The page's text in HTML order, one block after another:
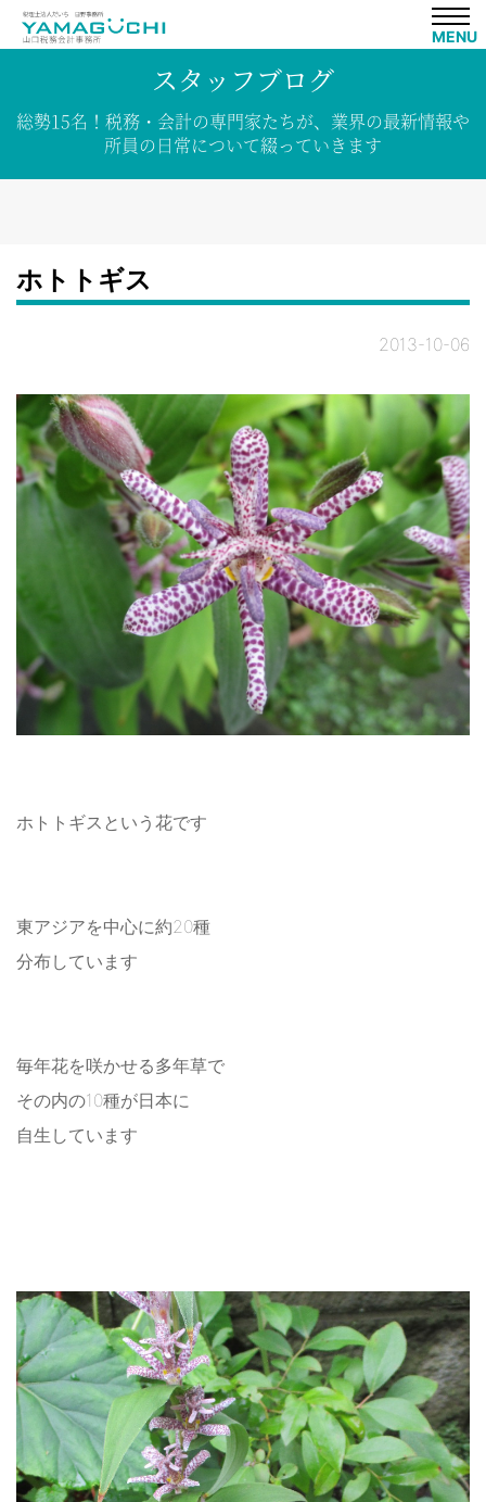
MENU
スタッフブログ
総勢15名！ 税務・会計の専門家たちが、 業界の最新情報や
所員の日常について綴っていきます
ホトトギス
2013-10-06
ホトトギスという花です
東アジアを中心に約20種
分布しています
毎年花を咲かせる多年草で
その内の10種が日本に
自生しています